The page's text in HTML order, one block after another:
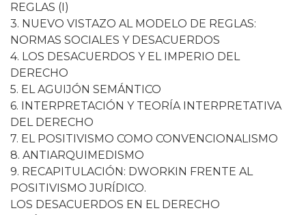
REGLAS (I)
3. NUEVO VISTAZO AL MODELO DE REGLAS:
NORMAS SOCIALES Y DESACUERDOS
4. LOS DESACUERDOS Y EL IMPERIO DEL
DERECHO
5. EL AGUIJÓN SEMÁNTICO
6. INTERPRETACIÓN Y TEORÍA INTERPRETATIVA
DEL DERECHO
7. EL POSITIVISMO COMO CONVENCIONALISMO
8. ANTIARQUIMEDISMO
9. RECAPITULACIÓN: DWORKIN FRENTE AL
POSITIVISMO JURÍDICO.
LOS DESACUERDOS EN EL DERECHO